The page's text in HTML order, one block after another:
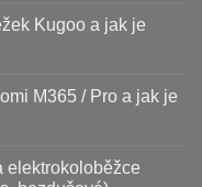
Kugoo a jak je
M365 / Pro a jak je
elektrokoloběžce